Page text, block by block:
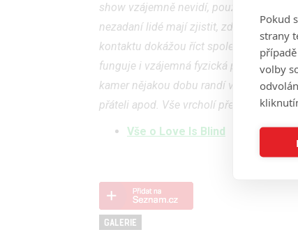
show vzájemně nevidí, pouze si mohou
nezadaní lidé mají zjistit, zda si s
kontaktu dokážou říct společné „ano“,
funguje i vzájemná fyzická přitažlivost.
kamer nějakou dobu randí v běžném
přáteli apod. Vše vrcholí před oltářem,
Vše o Love Is Blind
GALERIE
Pokud
strany
volby